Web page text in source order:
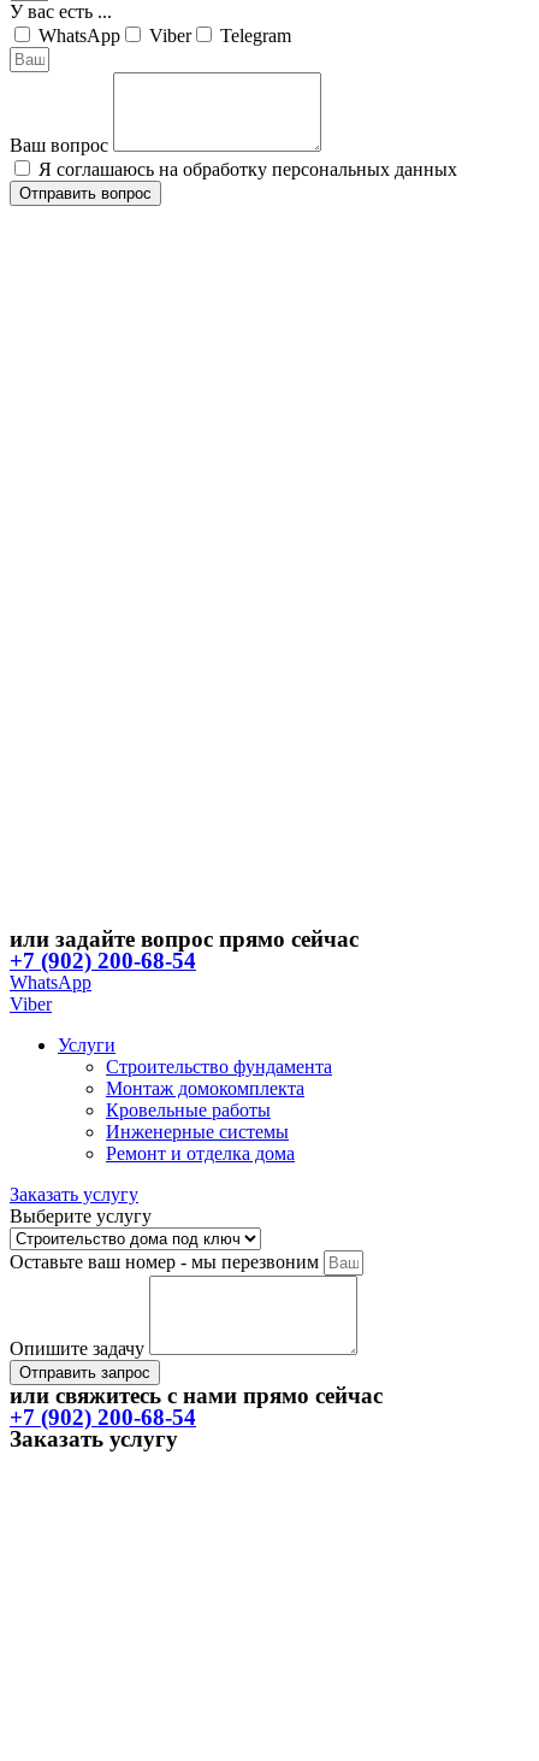
У вас есть ...
WhatsApp
Viber Telegram
Ваш вопрос
Я соглашаюсь на обработку персональных данных
Отправить вопрос
или задайте вопрос прямо сейчас
+7 (902) 200-68-54
WhatsApp
Viber
Услуги
Строительство фундамента
Монтаж домокомплекта
Кровельные работы
Инженерные системы
Ремонт и отделка дома
Заказать услугу
Выберите услугу
Оставьте ваш номер - мы перезвоним
Опишите задачу
Отправить запрос
или свяжитесь с нами прямо сейчас
+7 (902) 200-68-54
Заказать услугу